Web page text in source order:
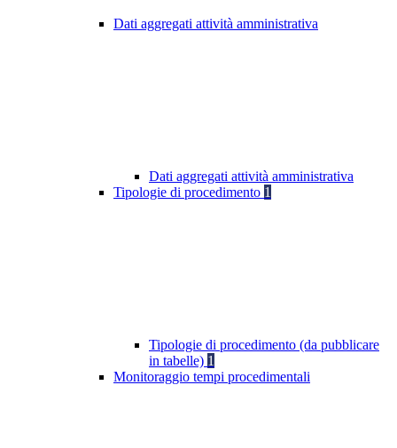
Dati aggregati attività amministrativa
Dati aggregati attività amministrativa
Tipologie di procedimento 1
Tipologie di procedimento (da pubblicare
in tabelle) 1
Monitoraggio tempi procedimentali